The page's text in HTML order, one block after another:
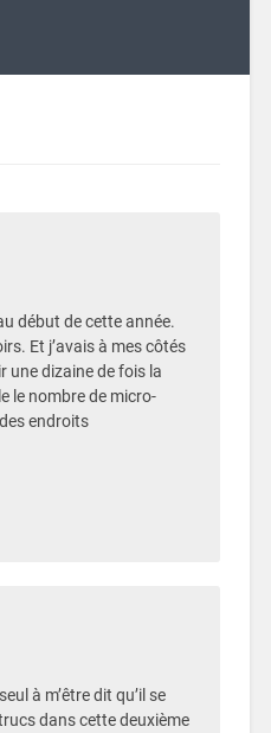
début de cette année.
Et j’avais à mes côtés
une dizaine de fois la
le nombre de micro-
endroits
à m’être dit qu’il se
dans cette deuxième